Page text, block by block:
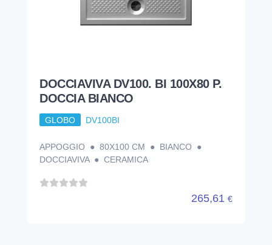
DOCCIAVIVA DV100. BI 100X80 P.
DOCCIA BIANCO
GLOBO DV100BI
APPOGGIO ● 80X100 CM ● BIANCO ●
DOCCIAVIVA ● CERAMICA
265,61 €